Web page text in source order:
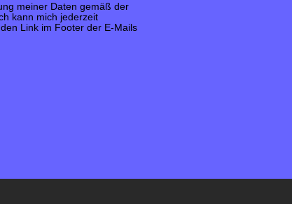
meiner Daten gemäß der
kann mich jederzeit
Link im Footer der E-Mails